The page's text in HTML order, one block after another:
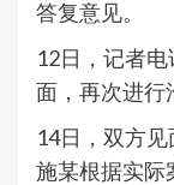
答复意见。
12日，记者
面，再次进行
14日，双方见
施某根据实际